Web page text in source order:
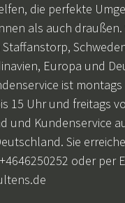
die perfekte
als auch draußen.
Europa und
ist montags
15 Uhr und freitags
und Kundenservice
Sie
oder per